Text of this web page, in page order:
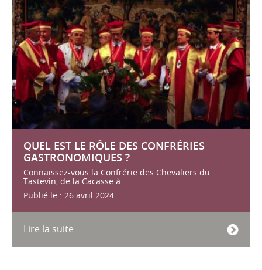
QUEL EST LE RÔLE DES CONFRÉRIES
GASTRONOMIQUES ?
Connaissez-vous la Confrérie des Chevaliers du
Tastevin, de la Cacasse à...
Publié le : 26 avril 2024
Lire la suite